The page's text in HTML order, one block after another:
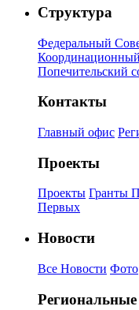
Структура
Федеральный
Попечительский
Контакты
Главный офис
Проекты
Проекты Гранты
Первых
Новости
Все Новости Фото
Региональные